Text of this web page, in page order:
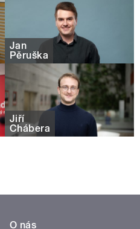
Jan
Pěruška
Jiří
Chábera
O nás